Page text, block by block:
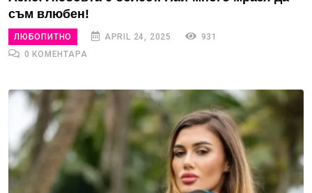
съм влюбен!
ЛЮБОПИТНО APRIL 24, 2025
931
0 КОМЕНТАРА